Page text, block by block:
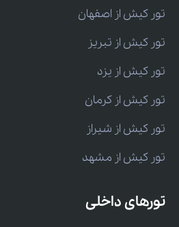
تور کیش از اصفهان
تور کیش از تبریز
تور کیش از یزد
تور کیش از کرمان
تور کیش از شیراز
تور کیش از مشهد
تورهای داخلی